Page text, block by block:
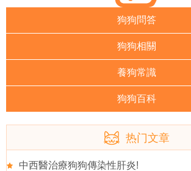
狗狗問答
狗狗相關
養狗常識
狗狗百科
热门文章
中西醫治療狗狗傳染性肝炎!